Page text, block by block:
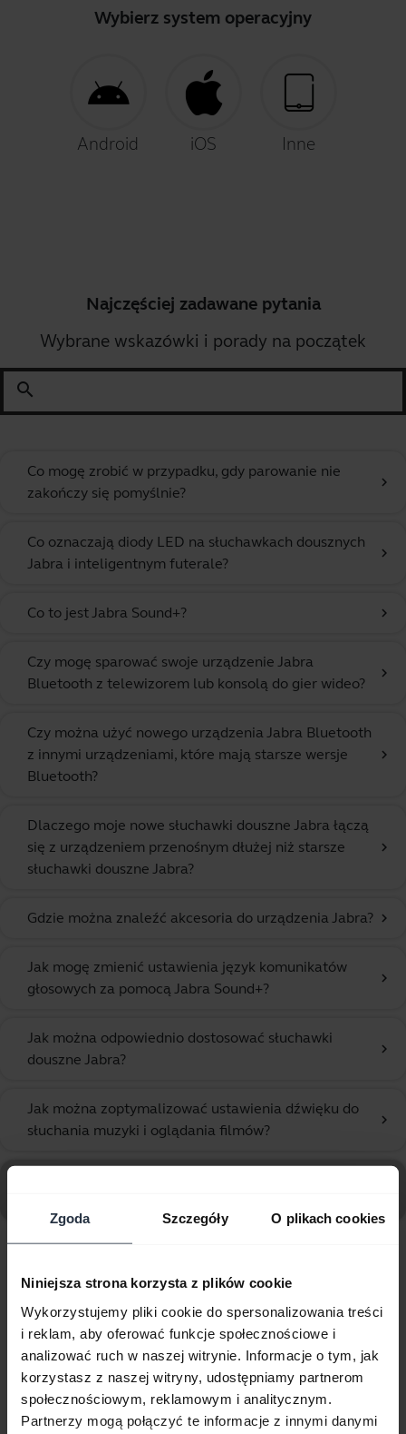
Zgoda Szczegóły O plikach cookies
Niniejsza strona korzysta z plików cookie
Wykorzystujemy pliki cookie do spersonalizowania treści
i reklam, aby oferować funkcje społecznościowe i
analizować ruch w naszej witrynie. Informacje o tym, jak
korzystasz z naszej witryny, udostępniamy partnerom
społecznościowym, reklamowym i analitycznym.
Partnerzy mogą połączyć te informacje z innymi danymi
Wybierz system operacyjny
Android iOS Inne
Najczęściej zadawane pytania
Wybrane wskazówki i porady na początek
search
Co mogę zrobić w przypadku, gdy parowanie nie
zakończy się pomyślnie?
chevron_right
Co oznaczają diody LED na słuchawkach dousznych
Jabra i inteligentnym futerale?
chevron_right
Co to jest Jabra Sound+? chevron_right
Czy mogę sparować swoje urządzenie Jabra
Bluetooth z telewizorem lub konsolą do gier wideo?
chevron_right
Czy można użyć nowego urządzenia Jabra Bluetooth
z innymi urządzeniami, które mają starsze wersje
Bluetooth?
chevron_right
Dlaczego moje nowe słuchawki douszne Jabra łączą
się z urządzeniem przenośnym dłużej niż starsze
słuchawki douszne Jabra?
chevron_right
Gdzie można znaleźć akcesoria do urządzenia Jabra? chevron_right
Jak mogę zmienić ustawienia język komunikatów
głosowych za pomocą Jabra Sound+?
chevron_right
Jak można odpowiednio dostosować słuchawki
douszne Jabra?
chevron_right
Jak można zoptymalizować ustawienia dźwięku do
słuchania muzyki i oglądania filmów?
chevron_right
Dokumenty dotyczące produktów